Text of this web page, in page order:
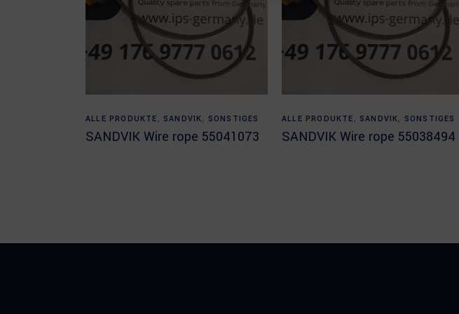
Read more
ALLE PRODUKTE , SANDVIK, SONSTIGES
SANDVIK Wire rope 55041073
Read more
ALLE PRODUKTE , SANDVIK, SONSTIGES
SANDVIK Wire rope 55038494